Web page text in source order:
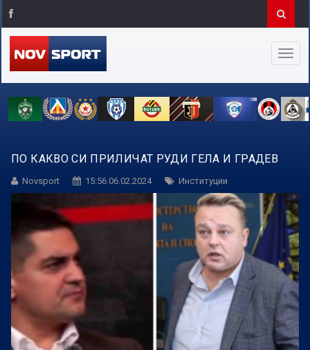
ПО КАКВО СИ ПРИЛИЧАТ РУДИ ГЕЛА И ГРАДЕВ
Novsport 15:56 06.02.2024 Институции